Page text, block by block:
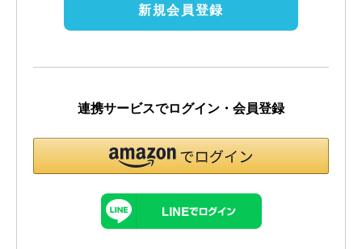
新規会員登録
連携サービスでログイン・会員登録